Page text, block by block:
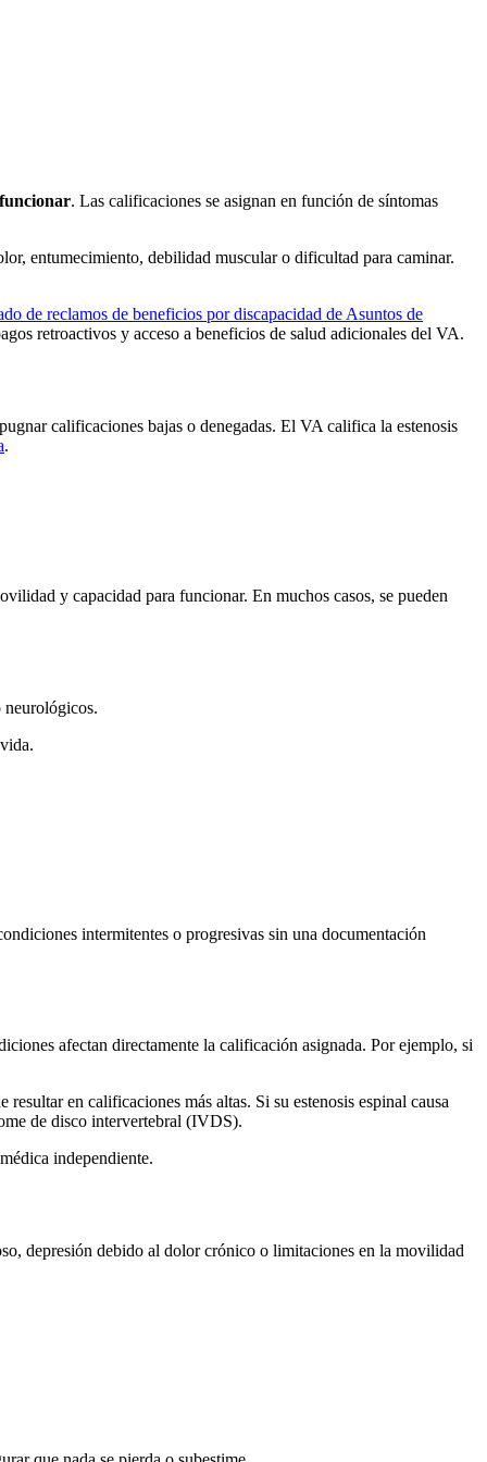
. Las calificaciones se asignan en función de síntomas
entumecimiento, debilidad muscular o dificultad para caminar.
de reclamos de beneficios por discapacidad de Asuntos de
retroactivos y acceso a beneficios de salud adicionales del VA.
calificaciones bajas o denegadas. El VA califica la estenosis
.
y capacidad para funcionar. En muchos casos, se pueden
neurológicos.
intermitentes o progresivas sin una documentación
afectan directamente la calificación asignada. Por ejemplo, si
en calificaciones más altas. Si su estenosis espinal causa
de disco intervertebral (IVDS).
independiente.
depresión debido al dolor crónico o limitaciones en la movilidad